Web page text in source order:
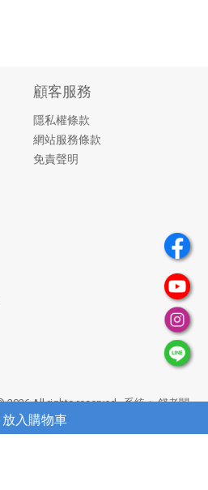
顧客服務
隱私權條款
網站服務條款
免責聲明
2026 All rights reserved. 系統：錢老闆
雲平台
入購物車